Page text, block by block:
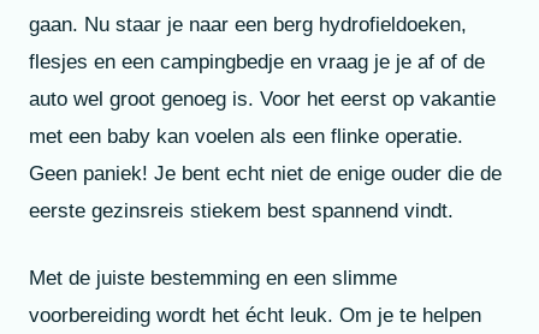
gaan. Nu staar je naar een berg hydrofieldoeken,
flesjes en een campingbedje en vraag je je af of de
auto wel groot genoeg is. Voor het eerst op vakantie
met een baby kan voelen als een flinke operatie.
Geen paniek! Je bent echt niet de enige ouder die de
eerste gezinsreis stiekem best spannend vindt.
Met de juiste bestemming en een slimme
voorbereiding wordt het écht leuk. Om je te helpen